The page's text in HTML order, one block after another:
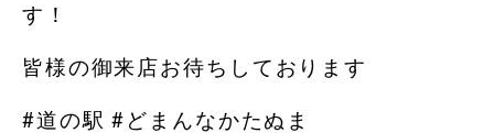
す！
皆様の御来店お待ちしております
#道の駅 #どまんなかたぬま